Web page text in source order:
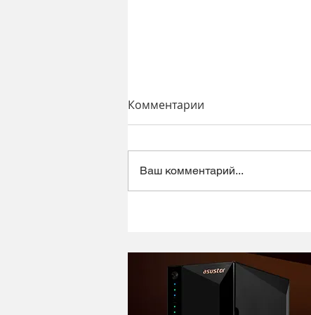
микрофон в ретро корпусе
Комментарии
Ваш комментарий...